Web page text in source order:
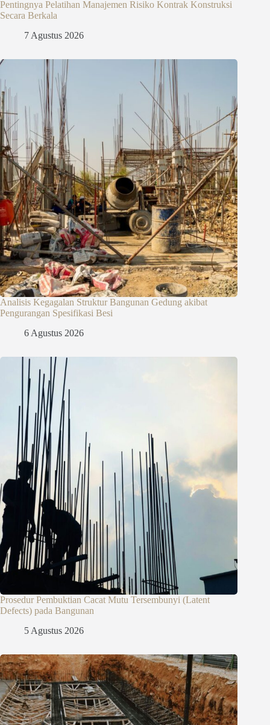
Pentingnya Pelatihan Manajemen Risiko Kontrak Konstruksi
Secara Berkala
7 Agustus 2026
Analisis Kegagalan Struktur Bangunan Gedung akibat
Pengurangan Spesifikasi Besi
6 Agustus 2026
Prosedur Pembuktian Cacat Mutu Tersembunyi (Latent
Defects) pada Bangunan
5 Agustus 2026